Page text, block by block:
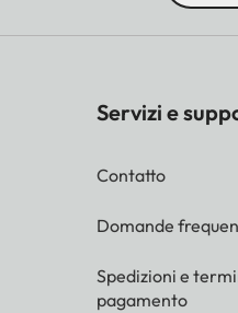
Servizi e
Contatto
Domande
Spedizioni e
pagamento